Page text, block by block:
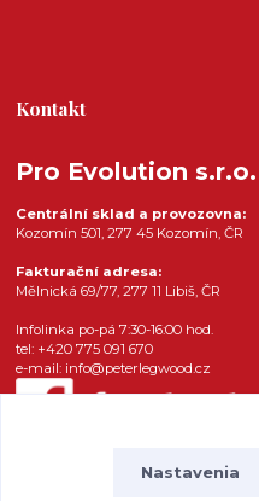
Kontakt
Pro Evolution s.r.o.
Centrální sklad a provozovna:
Kozomín 501, 277 45 Kozomín, ČR
Fakturační adresa:
Mělnická 69/77, 277 11 Libiš, ČR
Infolinka po-pá 7:30-16:00 hod.
tel: +420 775 091 670
e-mail: info@peterlegwood.cz
Nastavenia